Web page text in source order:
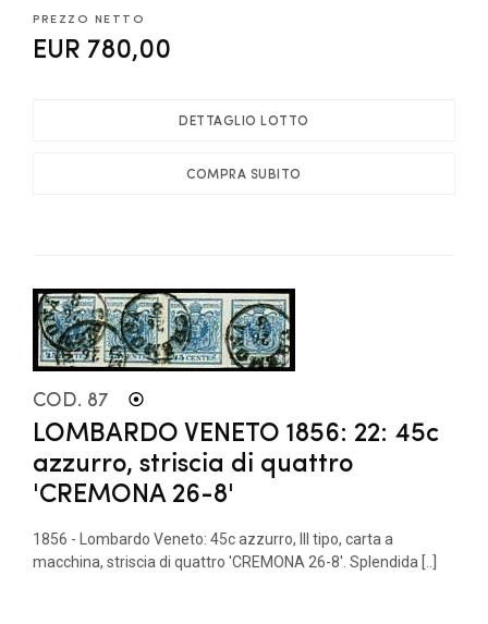
PREZZO NETTO
EUR 780,00
DETTAGLIO LOTTO
COMPRA SUBITO
COD. 87
LOMBARDO VENETO 1856: 22: 45c
azzurro, striscia di quattro
'CREMONA 26-8'
1856 - Lombardo Veneto: 45c azzurro, III tipo, carta a
macchina, striscia di quattro 'CREMONA 26-8'. Splendida [..]